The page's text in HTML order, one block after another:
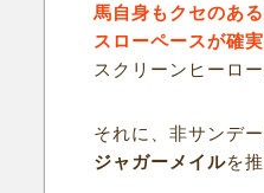
馬自身もクセのあ
スローペースが確
スクリーンヒーロ
それに、非サンデ
ジャガーメイルを